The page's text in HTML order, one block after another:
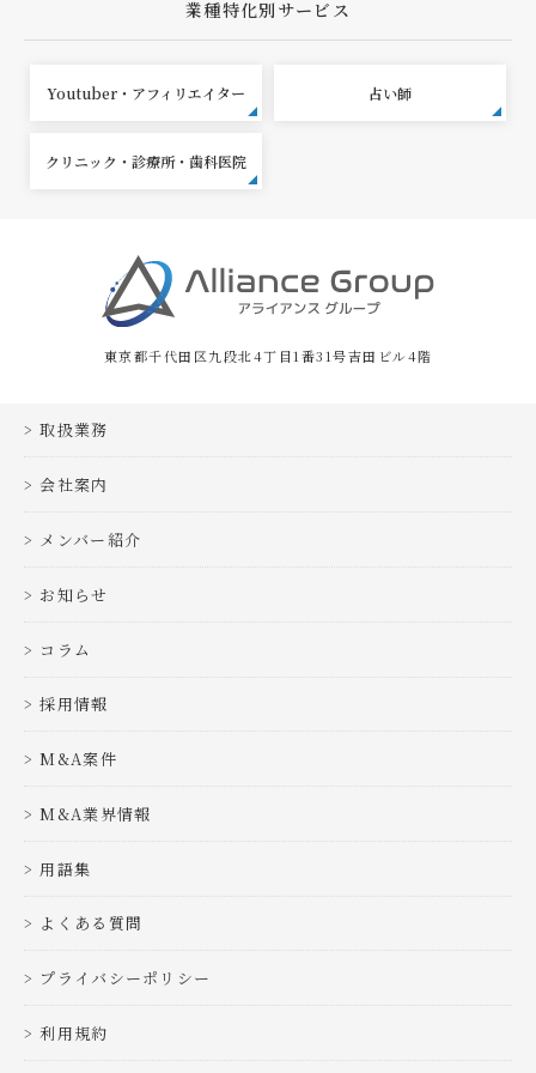
業種特化別サービス
Youtuber・アフィリエイター 占い師
クリニック・診療所・歯科医院
東京都千代田区九段北4丁目1番31号吉田ビル4階
取扱業務
会社案内
メンバー紹介
お知らせ
コラム
採用情報
M&A案件
M&A業界情報
用語集
よくある質問
プライバシーポリシー
利用規約